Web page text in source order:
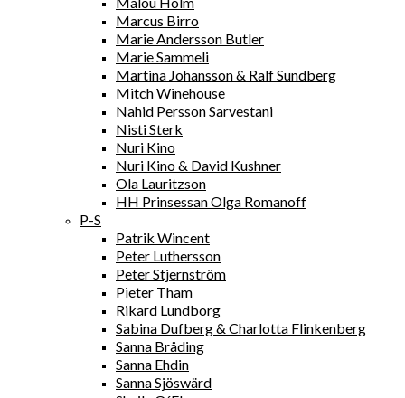
Marcus Birro
Marie Andersson Butler
Marie Sammeli
Martina Johansson & Ralf Sundberg
Mitch Winehouse
Nahid Persson Sarvestani
Nisti Sterk
Nuri Kino
Nuri Kino & David Kushner
Ola Lauritzson
HH Prinsessan Olga Romanoff
P-S
Patrik Wincent
Peter Luthersson
Peter Stjernström
Pieter Tham
Rikard Lundborg
Sabina Dufberg & Charlotta Flinkenberg
Sanna Bråding
Sanna Ehdin
Sanna Sjöswärd